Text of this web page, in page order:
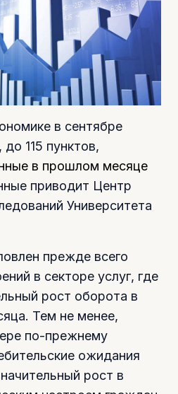
в сентябре
до 115 пунктов,
в прошлом месяце
приводит Центр
Университета
прежде всего
в секторе услуг, где
рост оборота в
Тем не менее,
по-прежнему
ожидания
рост в